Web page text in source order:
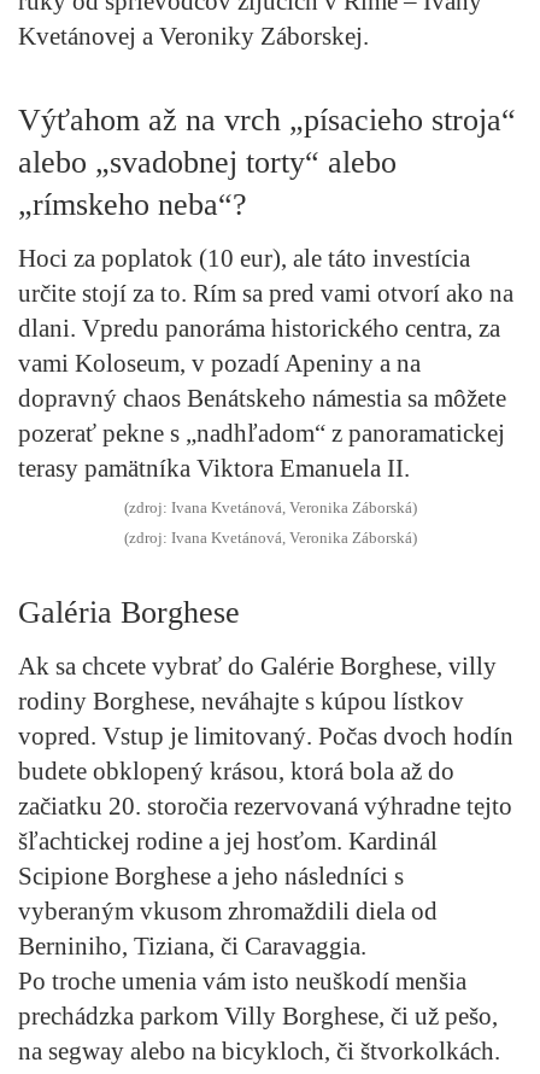
Kvetánovej a Veroniky Záborskej.
Výťahom až na vrch „písacieho stroja“
alebo „svadobnej torty“ alebo
„rímskeho neba“?
Hoci za poplatok (10 eur), ale táto investícia
určite stojí za to. Rím sa pred vami otvorí ako na
dlani. Vpredu panoráma historického centra, za
vami Koloseum, v pozadí Apeniny a na
dopravný chaos Benátskeho námestia sa môžete
pozerať pekne s „nadhľadom“ z panoramatickej
terasy pamätníka Viktora Emanuela II.
(zdroj: Ivana Kvetánová, Veronika Záborská)
(zdroj: Ivana Kvetánová, Veronika Záborská)
Galéria Borghese
Ak sa chcete vybrať do Galérie Borghese, villy
rodiny Borghese, neváhajte s kúpou lístkov
vopred. Vstup je limitovaný. Počas dvoch hodín
budete obklopený krásou, ktorá bola až do
začiatku 20. storočia rezervovaná výhradne tejto
šľachtickej rodine a jej hosťom. Kardinál
Scipione Borghese a jeho následníci s
vyberaným vkusom zhromaždili diela od
Berniniho, Tiziana, či Caravaggia.
Po troche umenia vám isto neuškodí menšia
prechádzka parkom Villy Borghese, či už pešo,
na segway alebo na bicykloch, či štvorkolkách.